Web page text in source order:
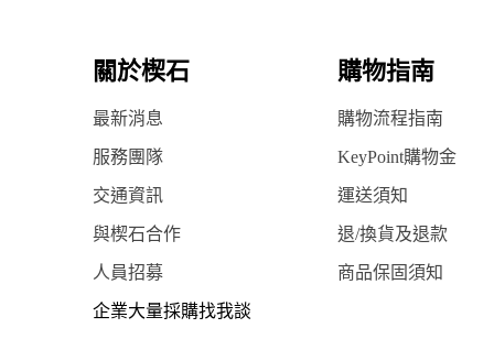
關於楔石 購物指南
最新消息 購物流程指南
服務團隊 KeyPoint購物金
交通資訊 運送須知
與楔石合作 退/換貨及退款
人員招募 商品保固須知
企業大量採購找我談